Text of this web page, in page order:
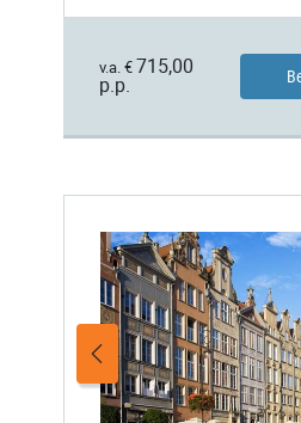
v.a. € 715,00
p.p.